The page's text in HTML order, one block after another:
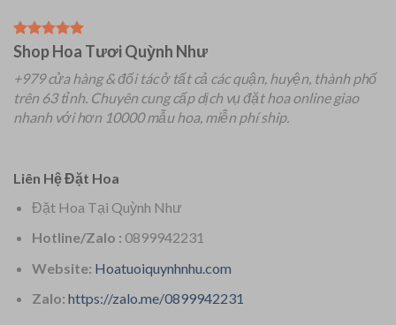
Shop Hoa Tươi Quỳnh Như
+979 cửa hàng & đối tác ở tất cả các quận, huyện, thành phố
trên 63 tỉnh. Chuyên cung cấp dịch vụ đặt hoa online giao
nhanh với hơn 10000 mẫu hoa, miễn phí ship.
Liên Hệ Đặt Hoa
Đặt Hoa Tại Quỳnh Như
Hotline/Zalo : 0899942231
Website: Hoatuoiquynhnhu.com
Zalo: https://zalo.me/0899942231